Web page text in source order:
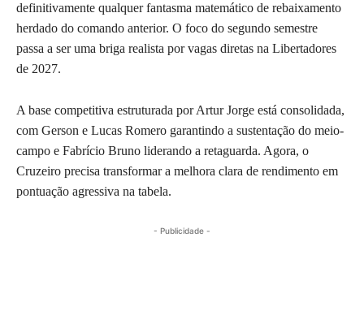
definitivamente qualquer fantasma matemático de rebaixamento
herdado do comando anterior. O foco do segundo semestre
passa a ser uma briga realista por vagas diretas na Libertadores
de 2027.
A base competitiva estruturada por Artur Jorge está consolidada,
com Gerson e Lucas Romero garantindo a sustentação do meio-
campo e Fabrício Bruno liderando a retaguarda. Agora, o
Cruzeiro precisa transformar a melhora clara de rendimento em
pontuação agressiva na tabela.
- Publicidade -